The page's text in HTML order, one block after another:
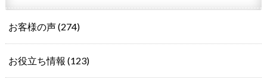
お客様の声(274)
お役立ち情報 (123)